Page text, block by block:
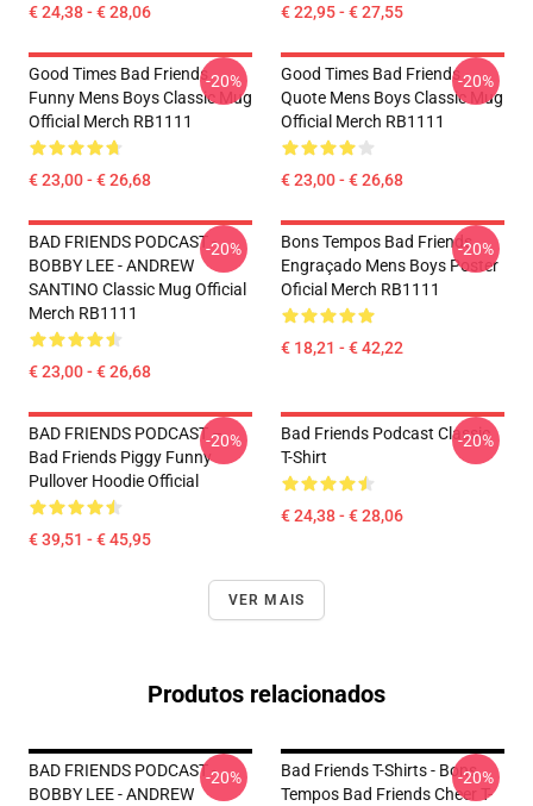
€ 24,38 - € 28,06 € 22,95 - € 27,55
Good Times Bad Friends
Funny Mens Boys Classic Mug
Official Merch RB1111
€ 23,00 - € 26,68
-20%
Good Times Bad Friends
Quote Mens Boys Classic Mug
Official Merch RB1111
€ 23,00 - € 26,68
-20%
BAD FRIENDS PODCAST -
BOBBY LEE - ANDREW
SANTINO Classic Mug Official
Merch RB1111
€ 23,00 - € 26,68
-20%
Bons Tempos Bad Friends
Engraçado Mens Boys Poster
Oficial Merch RB1111
€ 18,21 - € 42,22
-20%
BAD FRIENDS PODCAST –
Bad Friends Piggy Funny
Pullover Hoodie Official
€ 39,51 - € 45,95
-20%
Bad Friends Podcast Classic
T-Shirt
€ 24,38 - € 28,06
-20%
VER MAIS
Produtos relacionados
BAD FRIENDS PODCAST -
BOBBY LEE - ANDREW
-20%
Bad Friends T-Shirts - Bons
Tempos Bad Friends Cheer T-
-20%